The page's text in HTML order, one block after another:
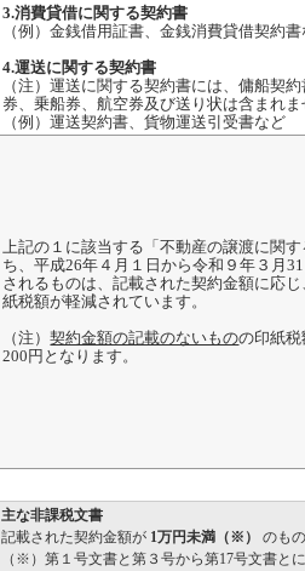
3.消費貸借に関する契約書
（例）金銭借用証書、金銭消費貸借契約
4.運送に関する契約書
（注）運送に関する契約書には、傭船契
券、乗船券、航空券及び送り状は含まれま
（例）運送契約書、貨物運送引受書など
上記の１に該当する「不動産の譲渡に関す
ち、平成26年４月１日から令和９年３月
されるものは、記載された契約金額に応
紙税額が軽減されています。
（注）契約金額の記載のないものの印紙税
200円となります。
主な非課税文書
記載された契約金額が 1万円未満（※）
のもの
（※）第１号文書と第３号から第17号文書と